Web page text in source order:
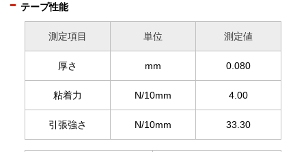
テープ性能
測定項目 単位 測定値
厚さ mm 0.080
粘着力 N/10mm 4.00
引張強さ N/10mm 33.30